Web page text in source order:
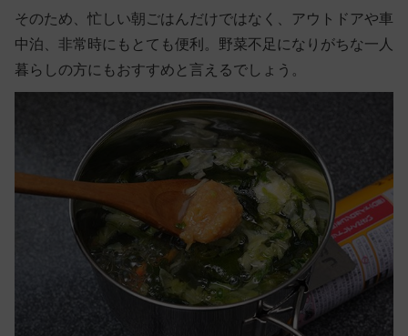
そのため、忙しい朝ごはんだけではなく、アウトドアや車
中泊、非常時にもとても便利。野菜不足になりがちな一人
暮らしの方にもおすすめと言えるでしょう。